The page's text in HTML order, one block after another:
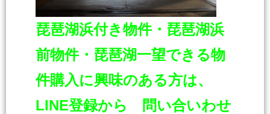
琵琶湖浜付き物件・琵琶湖浜
前物件・琵琶湖一望できる物
件購入に興味のある方は、
LINE登録から 問い合いわせ